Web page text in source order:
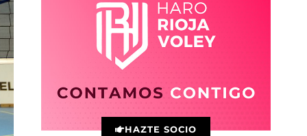
HAZTE SOCIO